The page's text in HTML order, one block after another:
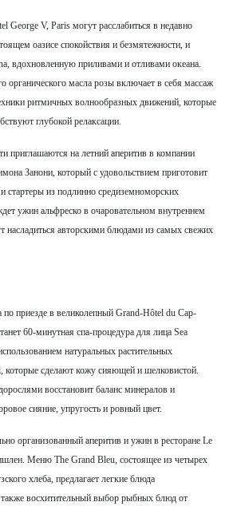
George V, Paris могут расслабиться в недавно
оазисе спокойствия и безмятежности, и
вдохновленную приливами и отливами океана.
органического масла розы включает в себя массаж
ритмичных волнообразных движений, которые
глубокой релаксации.
приглашаются на летний аперитив в компании
Занони, который с удовольствием приготовит
стартеры из подлинно средиземноморских
ужин альфреско в очаровательном внутреннем
насладиться авторскими блюдами из самых свежих
приезде в великолепный Grand-Hôtel du Cap-
60-минутная спа-процедура для лица Sea
натуральных растительных
которые сделают кожу сияющей и шелковистой.
восстановит баланс минералов и
сияние, упругость и ровный цвет.
организованный аперитив и ужин в ресторане Le
Меню The Grand Bleu, состоящее из четырех
хлеба, предлагает легкие блюда
восхитительный выбор рыбных блюд от